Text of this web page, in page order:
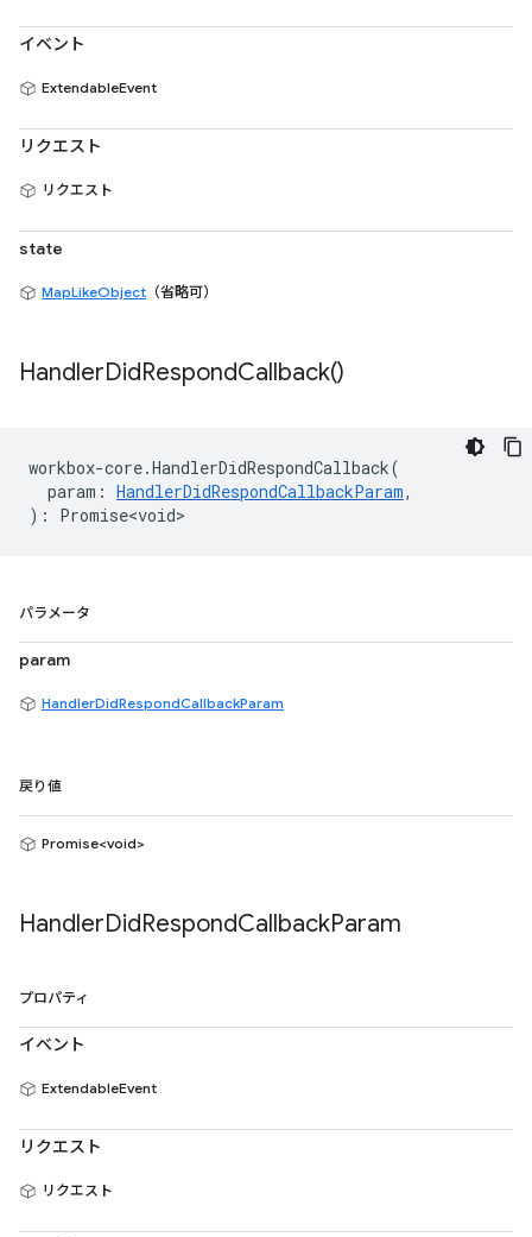
イベント
ExtendableEvent
リクエスト
リクエスト
state
MapLikeObject （省略可）
HandlerDidRespondCallback()
workbox-core.HandlerDidRespondCallback(
param : HandlerDidRespondCallbackParam,
) : Promise<void>
パラメータ
param
HandlerDidRespondCallbackParam
戻り値
Promise<void>
HandlerDidRespondCallbackParam
プロパティ
イベント
ExtendableEvent
リクエスト
リクエスト